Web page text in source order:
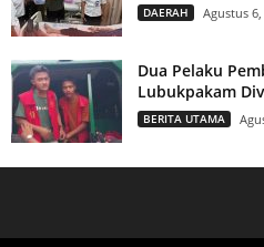
DAERAH Agustus 6,
Dua Pelaku
Lubukpakam
BERITA UTAMA